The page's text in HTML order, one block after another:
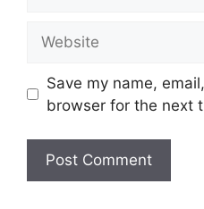
Save my name,
browser for the next